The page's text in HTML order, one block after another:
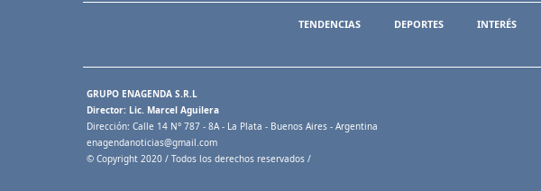
TENDENCIAS DEPORTES INTERÉS
GRUPO ENAGENDA S.R.L
Director: Lic. Marcel Aguilera
Dirección: Calle 14 N° 787 - 8A - La Plata - Buenos Aires - Argentina
enagendanoticias@gmail.com
© Copyright 2020 / Todos los derechos reservados /